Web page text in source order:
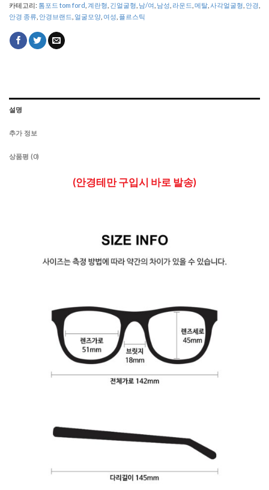
카테고리: 톰포드 tom ford 계란형 긴얼굴형 남/여 남성 라운드 메탈 사각얼굴형 안경
안경 종류 안경브랜드 얼굴모양 여성 플르스틱
설명
추가 정보
상품평 (0)
(안경테만 구입시 바로 발송)